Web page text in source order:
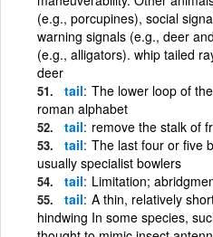
(e.g., porcupines), social
warning signals (e.g., deer
(e.g., alligators). whip tailed
deer
tail The lower loop of
roman alphabet
tail remove the stalk of
tail The last four or five
usually specialist bowlers
tail Limitation;
tail A thin, relatively
hindwing In some species,